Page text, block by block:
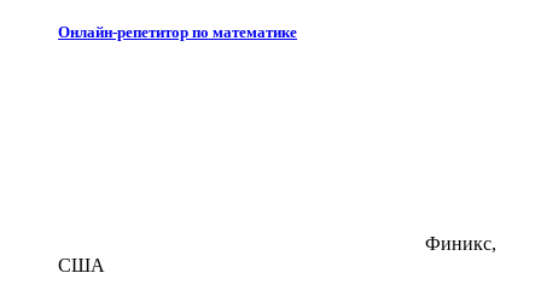
Онлайн-репетитор по математике
Финикс,
США